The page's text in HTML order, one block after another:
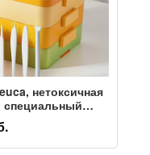
нетоксичная
специальный
студентов,
работы